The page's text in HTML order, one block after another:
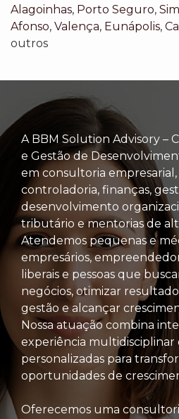
Alagoinhas, Porto Seguro,
Afonso, Valença, Eunápolis,
outros
A BBM Solution Advisory –
e Gestão de
em consultoria
controladoria, finanças,
desenvolvimento
tributário e mentorias de
Atendemos pequenas e
empresários,
liberais e pessoas que
negócios, otimizar
gestão e alcançar
Nossa atuação combina
experiência multidisciplinar
personalizadas para
oportunidades de
Oferecemos uma